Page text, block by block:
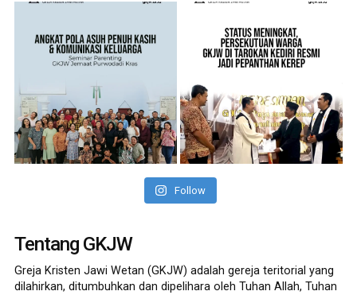
Follow
Tentang GKJW
Greja Kristen Jawi Wetan (GKJW) adalah gereja teritorial yang
dilahirkan, ditumbuhkan dan dipelihara oleh Tuhan Allah, Tuhan